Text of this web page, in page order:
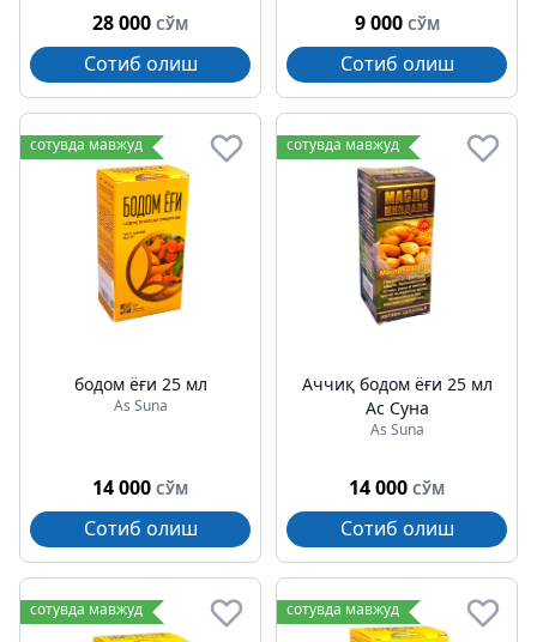
28 000 СЎМ
Сотиб олиш
9 000 СЎМ
Сотиб олиш
сотувда мавжуд
бодом ёғи 25 мл
As Suna
14 000 СЎМ
Сотиб олиш
сотувда мавжуд
Аччиқ бодом ёғи 25 мл
Ас Суна
As Suna
14 000 СЎМ
Сотиб олиш
сотувда мавжуд сотувда мавжуд